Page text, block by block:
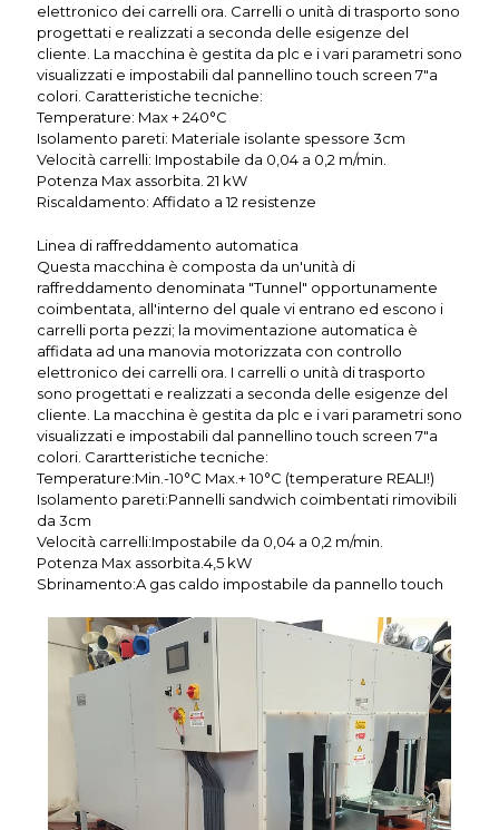
elettronico dei carrelli ora. Carrelli o unità di trasporto sono
progettati e realizzati a seconda delle esigenze del
cliente. La macchina è gestita da plc e i vari parametri sono
visualizzati e impostabili dal pannellino touch screen 7"a
colori. Caratteristiche tecniche:
Temperature: Max + 240°C
Isolamento pareti: Materiale isolante spessore 3cm
Velocità carrelli: Impostabile da 0,04 a 0,2 m/min.
Potenza Max assorbita. 21 kW
Riscaldamento: Affidato a 12 resistenze
Linea di raffreddamento automatica
Questa macchina è composta da un'unità di
raffreddamento denominata "Tunnel" opportunamente
coimbentata, all'interno del quale vi entrano ed escono i
carrelli porta pezzi; la movimentazione automatica è
affidata ad una manovia motorizzata con controllo
elettronico dei carrelli ora. I carrelli o unità di trasporto
sono progettati e realizzati a seconda delle esigenze del
cliente. La macchina è gestita da plc e i vari parametri sono
visualizzati e impostabili dal pannellino touch screen 7"a
colori. Carartteristiche tecniche:
Temperature:Min.-10°C Max.+ 10°C (temperature REALI!)
Isolamento pareti:Pannelli sandwich coimbentati rimovibili
da 3cm
Velocità carrelli:Impostabile da 0,04 a 0,2 m/min.
Potenza Max assorbita.4,5 kW
Sbrinamento:A gas caldo impostabile da pannello touch